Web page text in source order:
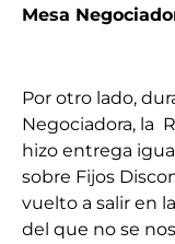
Mesa
Por otro lado,
Negociadora, la
hizo entrega
sobre Fijos
vuelto a salir en
del que no se